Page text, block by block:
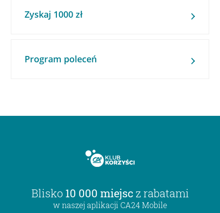
Zyskaj 1000 zł
Program poleceń
Blisko 10 000 miejsc z rabatami
w naszej aplikacji CA24 Mobile